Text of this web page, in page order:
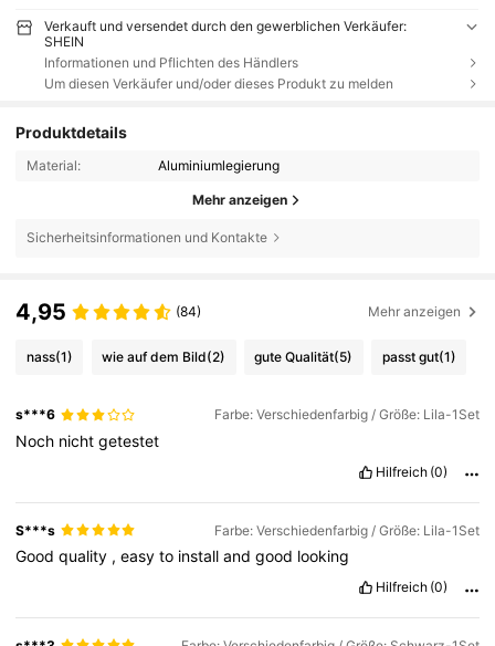
Verkauft und versendet durch den gewerblichen Verkäufer:
SHEIN
Informationen und Pflichten des Händlers
Um diesen Verkäufer und/oder dieses Produkt zu melden
Produktdetails
Material: Aluminiumlegierung
Mehr anzeigen
Sicherheitsinformationen und Kontakte
4,95 (84) Mehr anzeigen
nass(1) wie auf dem Bild(2) gute Qualität(5) passt gut(1)
s***6 Farbe: Verschiedenfarbig / Größe: Lila-1Set
Noch nichtgetestet
Hilfreich (0)
S***s Farbe: Verschiedenfarbig / Größe: Lila-1Set
Goodquality ,easyto installandgood looking
Hilfreich (0)